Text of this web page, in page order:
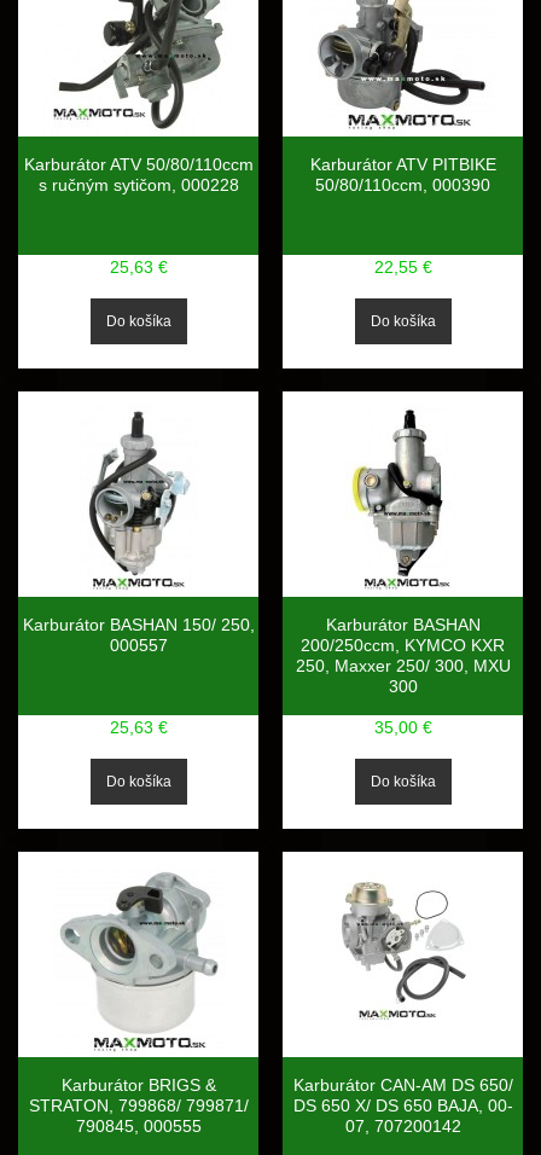
Karburátor ATV 50/80/110ccm
s ručným sytičom, 000228
25,63 €
Karburátor ATV PITBIKE
50/80/110ccm, 000390
22,55 €
Karburátor BASHAN 150/ 250,
000557
25,63 €
Karburátor BASHAN
200/250ccm, KYMCO KXR
250, Maxxer 250/ 300, MXU
300
35,00 €
Karburátor BRIGS &
STRATON, 799868/ 799871/
790845, 000555
Karburátor CAN-AM DS 650/
DS 650 X/ DS 650 BAJA, 00-
07, 707200142